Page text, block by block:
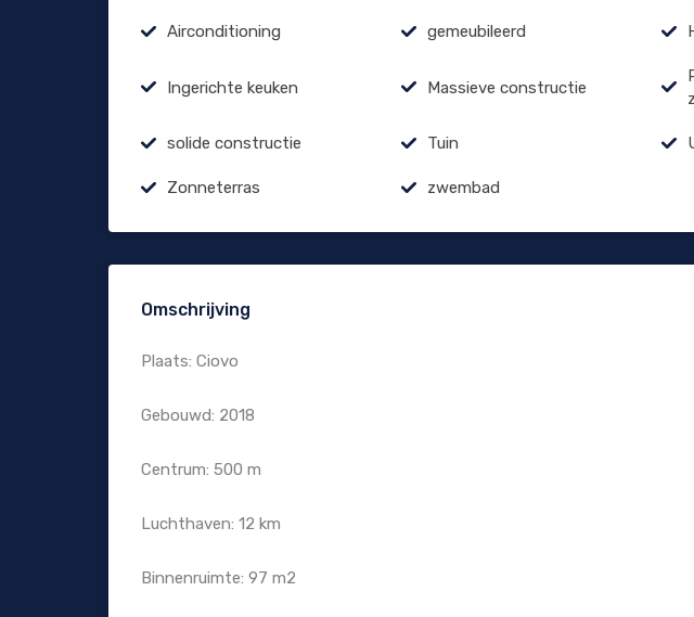
Airconditioning gemeubileerd
Ingerichte keuken Massieve constructie
solide constructie Tuin
Zonneterras zwembad
Omschrijving
Plaats: Ciovo
Gebouwd: 2018
Centrum: 500 m
Luchthaven: 12 km
Binnenruimte: 97 m2